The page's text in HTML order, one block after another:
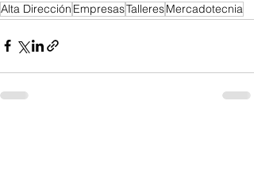
Alta Dirección EmpresasTalleresMercadotecnia